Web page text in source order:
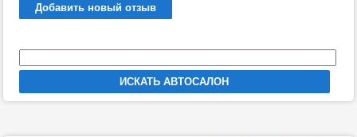
Добавить новый отзыв